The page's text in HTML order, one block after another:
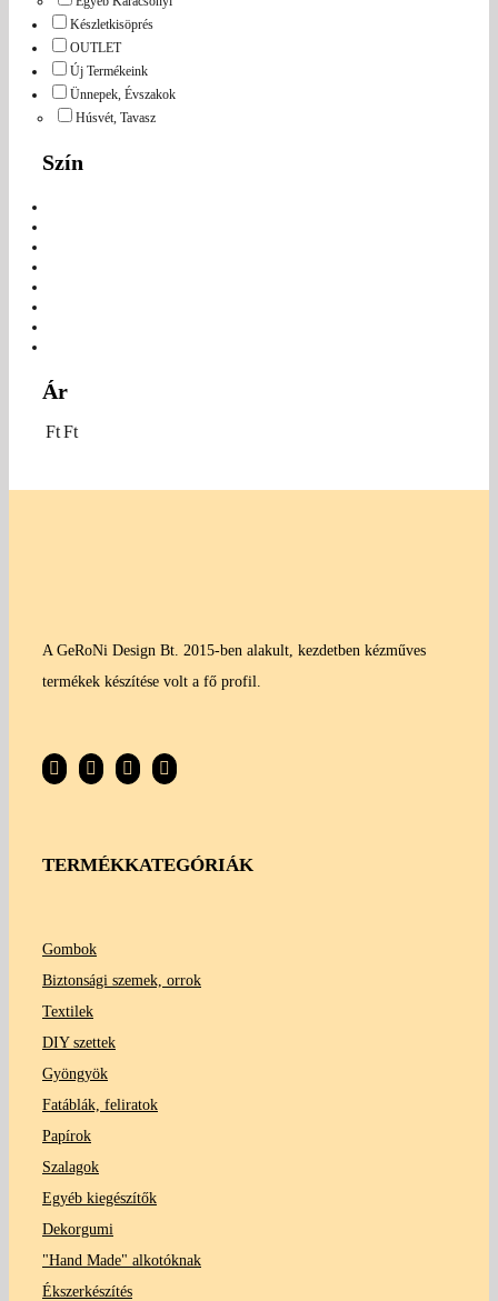
Készletkisöprés
OUTLET
Új Termékeink
Ünnepek, Évszakok
Húsvét, Tavasz
Szín
Ár
FtFt
A GeRoNi Design Bt. 2015-ben alakult, kezdetben kézműves
termékek készítése volt a fő profil.
TERMÉKKATEGÓRIÁK
Gombok
Biztonsági szemek, orrok
Textilek
DIY szettek
Gyöngyök
Fatáblák, feliratok
Papírok
Szalagok
Egyéb kiegészítők
Dekorgumi
"Hand Made" alkotóknak
Ékszerkészítés